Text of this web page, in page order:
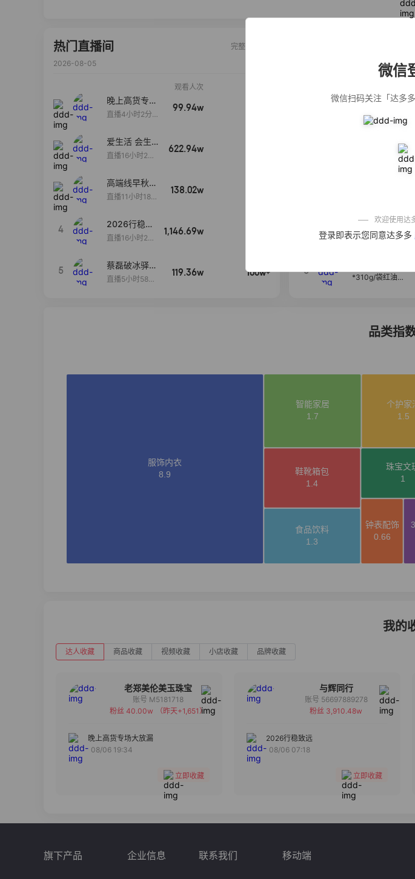
微信
微信扫码关注「达多
欢迎使用达
登录即表示您同意达多多
热门直播间
完整榜单
2026-08-05
观看人次
晚上高货专场
大放漏
直播4小时2分5
99.94w
爱生活 会生
活
直播16小时24
622.94w
高端线早秋现
货首发
直播11小时18分
138.02w
4
2026行稳致
远
直播16小时20
1,146.69w
5
蔡磊破冰驿站
直播间好物分
直播5小时58分
119.36w 100w+
【净浮生】油污
重油污去油王污
公仔牌顽渍净洗
衣粉轻松搓洗去
污渍除菌除螨3倍
洁净去渍家用去
料袋厨房抽绳式
一品欢【10包鲜
凉皮】红油麻酱
5
*310g/袋红油麻
品类指
我的
达人收藏 商品收藏 视频收藏 小店收藏 品牌收藏
老郑美伦美玉珠宝
备注
分组
账号 M5181718
粉丝 40.00w
（昨天+1,651）
晚上高货专场大放漏
08/06 19:34
立即收藏
与辉同行
备注
账号 56697889278
粉丝 3,910.48w
2026行稳致远
08/06 07:18
立即收藏
旗下产品 企业信息 联系我们 移动端